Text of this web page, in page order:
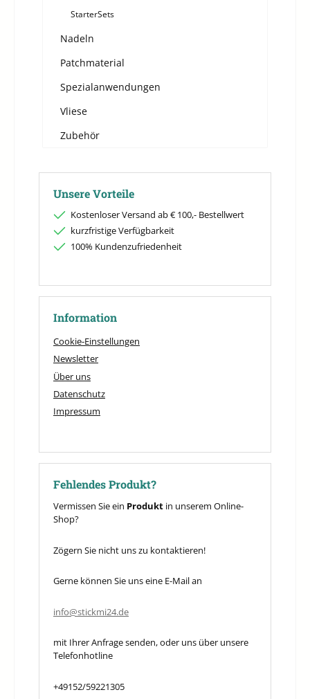
StarterSets
Nadeln
Patchmaterial
Spezialanwendungen
Vliese
Zubehör
Unsere Vorteile
Kostenloser Versand ab € 100,- Bestellwert
kurzfristige Verfügbarkeit
100% Kundenzufriedenheit
Information
Cookie-Einstellungen
Newsletter
Über uns
Datenschutz
Impressum
Fehlendes Produkt?
Vermissen Sie ein Produkt in unserem Online-
Shop?
Zögern Sie nicht uns zu kontaktieren!
Gerne können Sie uns eine E-Mail an
info@stickmi24.de
mit Ihrer Anfrage senden, oder uns über unsere
Telefonhotline
+49152/59221305